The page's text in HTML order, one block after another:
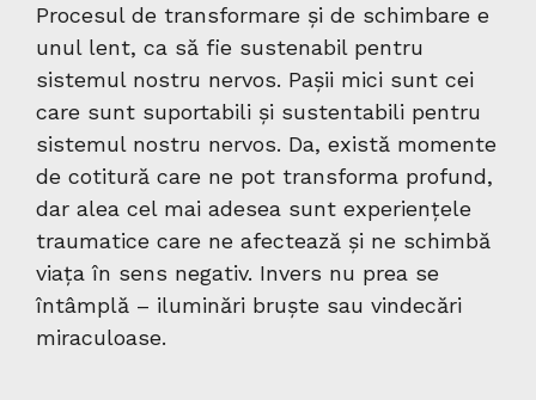
Procesul de transformare și de schimbare e
unul lent, ca să fie sustenabil pentru
sistemul nostru nervos. Pașii mici sunt cei
care sunt suportabili și sustentabili pentru
sistemul nostru nervos. Da, există momente
de cotitură care ne pot transforma profund,
dar alea cel mai adesea sunt experiențele
traumatice care ne afectează și ne schimbă
viața în sens negativ. Invers nu prea se
întâmplă – iluminări bruște sau vindecări
miraculoase.